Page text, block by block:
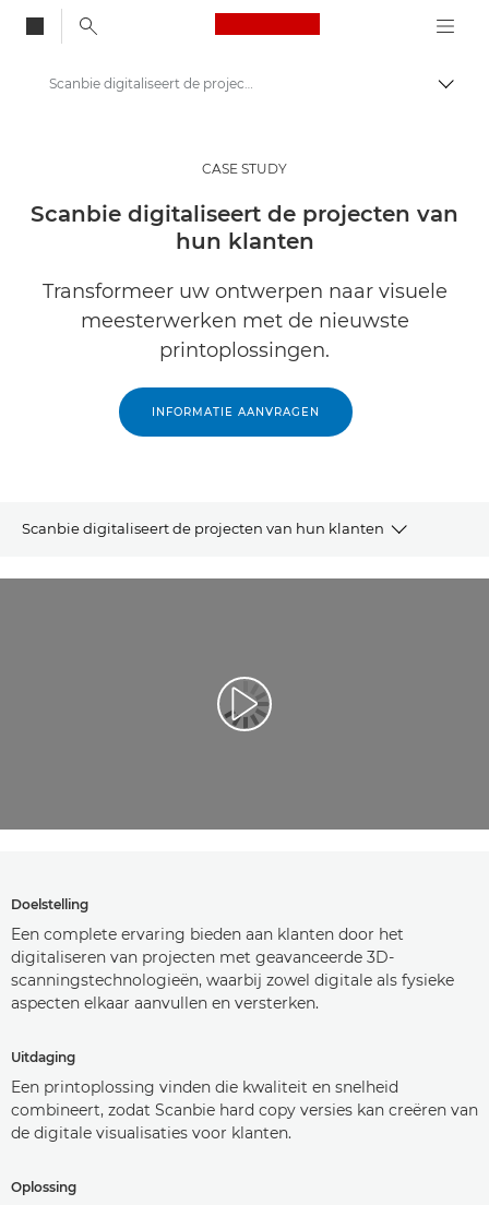
Canon Logo, back
Oplossingen en services
Inzichten
Zakelijke Case Studies
Scanbie digitaliseert de projecten van hun klanten
CASE STUDY
Scanbie digitaliseert de projecten van
hun klanten
Transformeer uw ontwerpen naar visuele
meesterwerken met de nieuwste
printoplossingen.
INFORMATIE AANVRAGEN
Scanbie digitaliseert de projecten van hun klanten
ARTIKEL
Video afspelen
Doelstelling
Een complete ervaring bieden aan klanten door het
digitaliseren van projecten met geavanceerde 3D-
scanningstechnologieën, waarbij zowel digitale als fysieke
aspecten elkaar aanvullen en versterken.
Uitdaging
Een printoplossing vinden die kwaliteit en snelheid
combineert, zodat Scanbie hard copy versies kan creëren van
de digitale visualisaties voor klanten.
Oplossing